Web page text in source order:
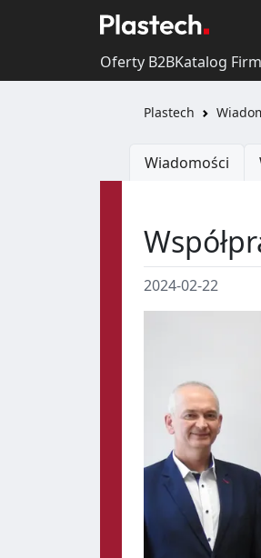
Oferty B2BKatalog Firm
Plastech
Wiadomości
2024-02-22